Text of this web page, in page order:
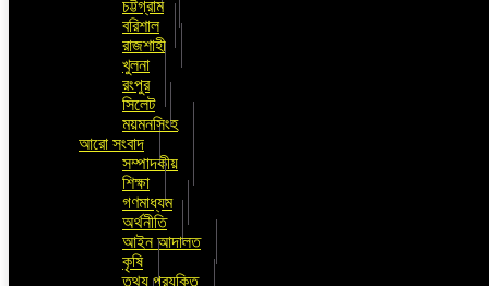
চট্টগ্রাম
বরিশাল
রাজশাহী
খুলনা
রংপুর
সিলেট
ময়মনসিংহ
আরো সংবাদ
সম্পাদকীয়
শিক্ষা
গণমাধ্যম
অর্থনীতি
আইন আদালত
কৃষি
তথ্য প্রযুক্তি